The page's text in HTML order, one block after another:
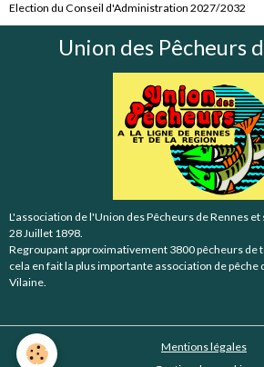
Election du Conseil d'Administration 2027/2032
Union des Pêcheurs
L'association de l'Union des Pêcheurs de Rennes
28 Juillet 1898.
Regroupant approximativement 3800 pêcheurs de
cela en fait la plus importante association de
Vilaine.
Mentions légales